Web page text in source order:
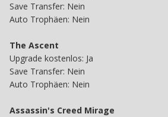
Save Transfer: Nein
Auto Trophäen: Nein
The Ascent
Upgrade kostenlos: Ja
Save Transfer: Nein
Auto Trophäen: Nein
Assassin's Creed Mirage